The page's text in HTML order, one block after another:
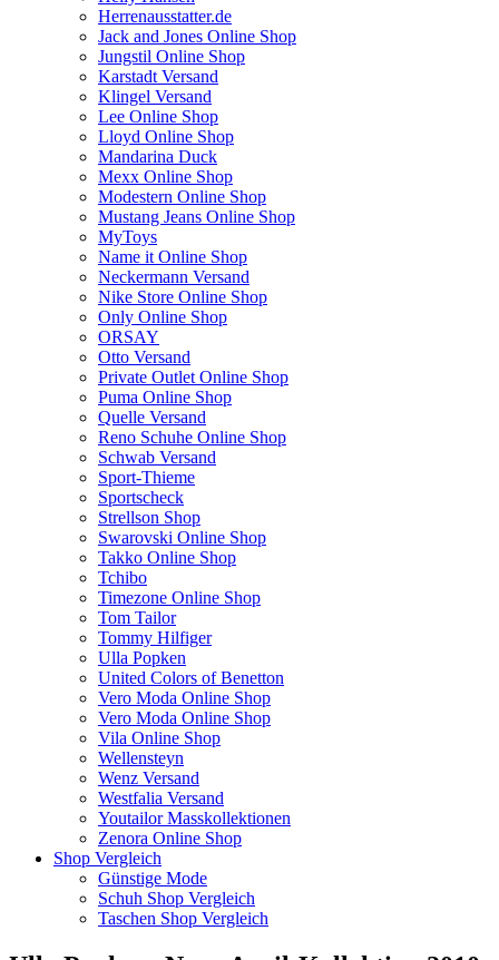
Herrenausstatter.de
Jack and Jones Online Shop
Jungstil Online Shop
Karstadt Versand
Klingel Versand
Lee Online Shop
Lloyd Online Shop
Mandarina Duck
Mexx Online Shop
Modestern Online Shop
Mustang Jeans Online Shop
MyToys
Name it Online Shop
Neckermann Versand
Nike Store Online Shop
Only Online Shop
ORSAY
Otto Versand
Private Outlet Online Shop
Puma Online Shop
Quelle Versand
Reno Schuhe Online Shop
Schwab Versand
Sport-Thieme
Sportscheck
Strellson Shop
Swarovski Online Shop
Takko Online Shop
Tchibo
Timezone Online Shop
Tom Tailor
Tommy Hilfiger
Ulla Popken
United Colors of Benetton
Vero Moda Online Shop
Vero Moda Online Shop
Vila Online Shop
Wellensteyn
Wenz Versand
Westfalia Versand
Youtailor Masskollektionen
Zenora Online Shop
Shop Vergleich
Günstige Mode
Schuh Shop Vergleich
Taschen Shop Vergleich